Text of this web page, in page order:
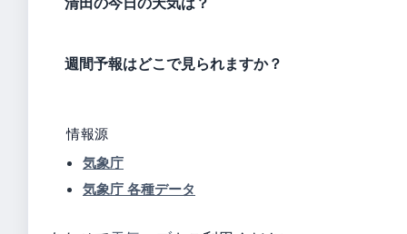
週間予報はどこで見られますか？
情報源
気象庁
気象庁 各種データ